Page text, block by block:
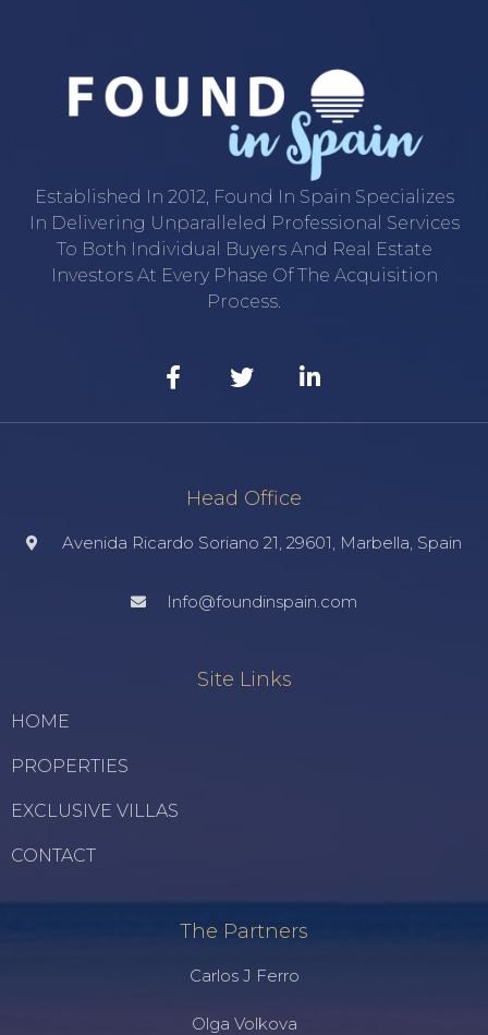
Established In 2012, Found In Spain Specializes
In Delivering Unparalleled Professional Services
To Both Individual Buyers And Real Estate
Investors At Every Phase Of The Acquisition
Process.
Head Office
Avenida Ricardo Soriano 21, 29601, Marbella, Spain
Info@foundinspain.com
Site Links
HOME
PROPERTIES
EXCLUSIVE VILLAS
CONTACT
The Partners
Carlos J Ferro
Olga Volkova